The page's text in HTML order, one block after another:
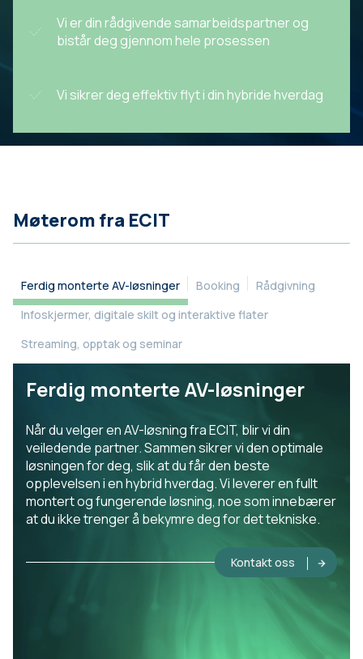
Vi er din rådgivende samarbeidspartner og
bistår deg gjennom hele prosessen
Vi sikrer deg effektiv flyt i din hybride hverdag
Møterom fra ECIT
Ferdig monterte AV-løsninger
Ferdig monterte AV-løsninger
Når du velger en AV-løsning fra ECIT, blir vi din
veiledende partner. Sammen sikrer vi den optimale
løsningen for deg, slik at du får den beste
opplevelsen i en hybrid hverdag. Vi leverer en fullt
montert og fungerende løsning, noe som innebærer
at du ikke trenger å bekymre deg for det tekniske.
Kontakt oss
Booking
Rådgivning
Infoskjermer, digitale skilt og interaktive flater
Streaming, opptak og seminar